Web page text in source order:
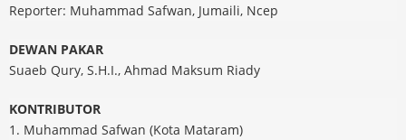
Reporter: Muhammad Safwan, Jumaili, Ncep
DEWAN PAKAR
Suaeb Qury, S.H.I., Ahmad Maksum Riady
KONTRIBUTOR
1. Muhammad Safwan (Kota Mataram)